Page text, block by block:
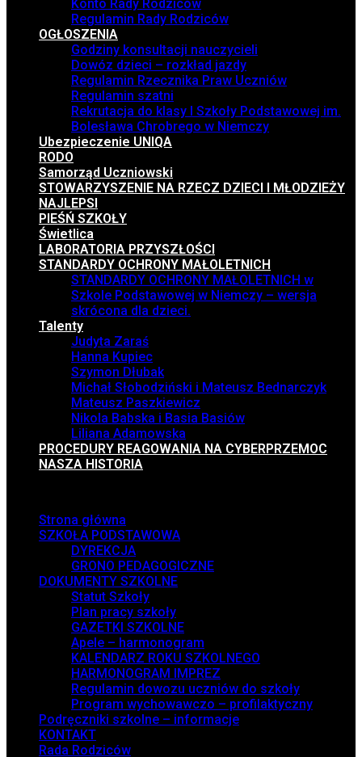
Konto Rady Rodziców
Regulamin Rady Rodziców
OGŁOSZENIA
Godziny konsultacji nauczycieli
Dowóz dzieci – rozkład jazdy
Regulamin Rzecznika Praw Uczniów
Regulamin szatni
Rekrutacja do klasy I Szkoły Podstawowej im.
Bolesława Chrobrego w Niemczy
Ubezpieczenie UNIQA
RODO
Samorząd Uczniowski
STOWARZYSZENIE NA RZECZ DZIECI I MŁODZIEŻY
NAJLEPSI
PIEŚŃ SZKOŁY
Świetlica
LABORATORIA PRZYSZŁOŚCI
STANDARDY OCHRONY MAŁOLETNICH
STANDARDY OCHRONY MAŁOLETNICH w
Szkole Podstawowej w Niemczy – wersja
skrócona dla dzieci.
Talenty
Judyta Zaraś
Hanna Kupiec
Szymon Dłubak
Michał Słobodziński i Mateusz Bednarczyk
Mateusz Paszkiewicz
Nikola Babska i Basia Basiów
Liliana Adamowska
PROCEDURY REAGOWANIA NA CYBERPRZEMOC
NASZA HISTORIA
Strona główna
SZKOŁA PODSTAWOWA
DYREKCJA
GRONO PEDAGOGICZNE
DOKUMENTY SZKOLNE
Statut Szkoły
Plan pracy szkoły
GAZETKI SZKOLNE
Apele – harmonogram
KALENDARZ ROKU SZKOLNEGO
HARMONOGRAM IMPREZ
Regulamin dowozu uczniów do szkoły
Program wychowawczo – profilaktyczny
Podręczniki szkolne – informacje
KONTAKT
Rada Rodziców